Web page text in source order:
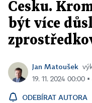
Česku.
být více
Jan Matoušek
19. 11. 2024 00:00
ODEBÍRAT AUTORA